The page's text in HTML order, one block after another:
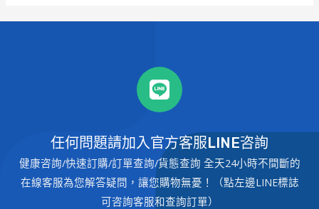
任何問題請加入官方客服LINE咨詢
健康咨詢/快速訂購/訂單查詢/貨態查詢 全天24小時不間斷的
在線客服為您解答疑問，讓您購物無憂！（點左邊LINE標誌
可咨詢客服和查詢訂單）